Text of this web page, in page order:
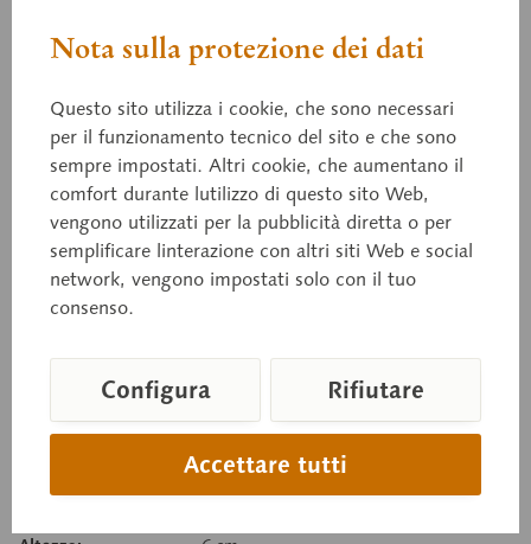
ZoS 1026
in SOMSO-Plast®.
Prezzo su richiesta
Tempi di consegna su richiesta
Ricorda Consiglia
Nota sulla protezione dei dati
Questo sito utilizza i cookie, che sono necessari
per il funzionamento tecnico del sito e che sono
sempre impostati. Altri cookie, che aumentano il
comfort durante lutilizzo di questo sito Web,
vengono utilizzati per la pubblicità diretta o per
semplificare linterazione con altri siti Web e social
network, vengono impostati solo con il tuo
consenso.
Accettare tutti
Configura Rifiutare